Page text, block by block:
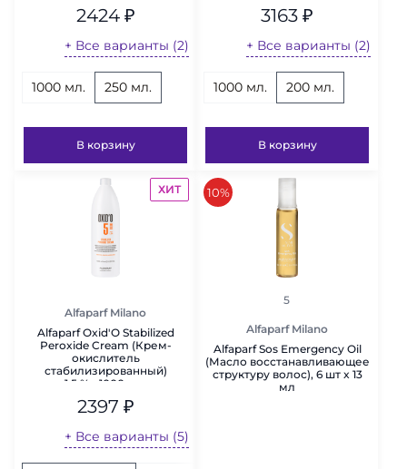
2424₽
+ Все варианты (2)
1000 мл. 250 мл.
В корзину
3163 ₽
+ Все варианты (2)
1000 мл. 200 мл.
В корзину
ХИТ
Alfaparf Milano
Alfaparf Oxid'O Stabilized
Peroxide Cream (Крем-
окислитель
стабилизированный)
1,5 % - 1000 мл.
2397 ₽
+ Все варианты (5)
скидка
10%
рейтинг
5
Alfaparf Milano
Alfaparf Sos Emergency Oil
(Масло восстанавливающее
структуру волос), 6 шт x 13
мл